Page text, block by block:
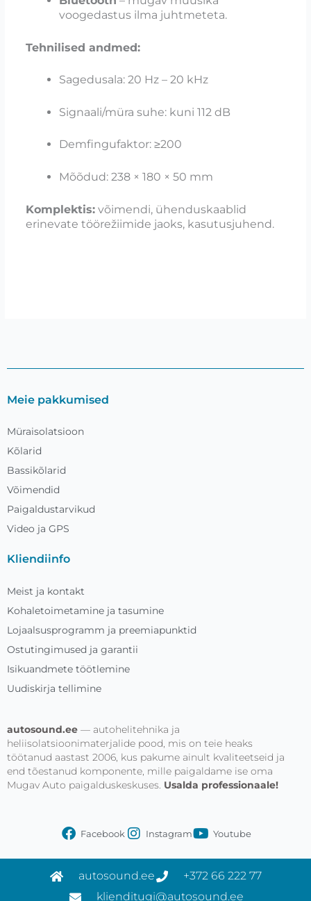
voogedastus ilma juhtmeteta.
Tehnilised andmed:
Sagedusala: 20 Hz – 20 kHz
Signaali/müra suhe: kuni 112 dB
Demfingufaktor: ≥200
Mõõdud: 238 × 180 × 50 mm
Komplektis:võimendi, ühenduskaablid
erinevate töörežiimide jaoks, kasutusjuhend.
Meie pakkumised
Müraisolatsioon
Kõlarid
Bassikõlarid
Võimendid
Paigaldustarvikud
Video ja GPS
Kliendiinfo
Meist ja kontakt
Kohaletoimetamine ja tasumine
Lojaalsusprogramm ja preemiapunktid
Ostutingimused ja garantii
Isikuandmete töötlemine
Uudiskirja tellimine
autosound.ee — autohelitehnika ja
heliisolatsioonimaterjalide pood, mis on teie heaks
töötanud aastast 2006, kus pakume ainult kvaliteetseid ja
end tõestanud komponente, mille paigaldame ise oma
Mugav Auto paigalduskeskuses. Usalda professionaale!
Facebook Instagram Youtube
autosound.ee
+372 66 222 77
klienditugi@autosound.ee